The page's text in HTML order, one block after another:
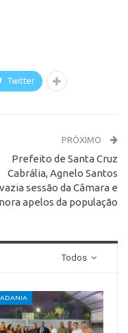
Twitter
PRÓXIMO
Prefeito de Santa Cruz
Cabrália, Agnelo Santos
sessão da Câmara e
apelos da população
Todos